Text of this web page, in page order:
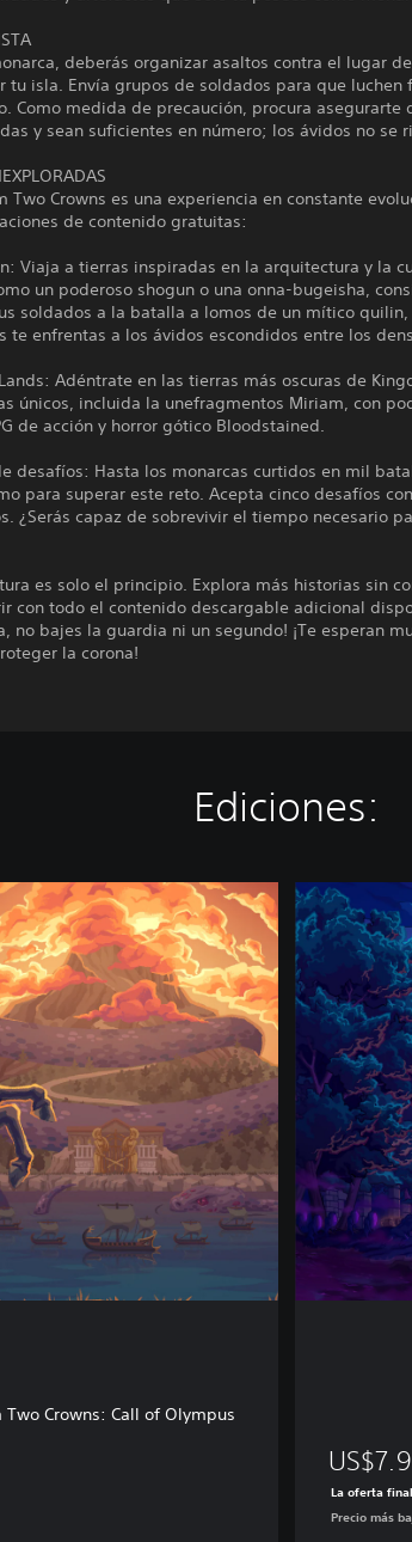
deberás organizar asaltos contra el lugar
tu isla. Envía grupos de soldados para que luchen
Como medida de precaución, procura asegurarte
y sean suficientes en número; los ávidos no se
Two Crowns es una experiencia en constante
de contenido gratuitas:
Viaja a tierras inspiradas en la arquitectura y la
un poderoso shogun o una onna-bugeisha,
soldados a la batalla a lomos de un mítico
te enfrentas a los ávidos escondidos entre los
Adéntrate en las tierras más oscuras de
únicos, incluida la unefragmentos Miriam, con
de acción y horror gótico Bloodstained.
desafíos: Hasta los monarcas curtidos en mil
para superar este reto. Acepta cinco desafíos
¿Serás capaz de sobrevivir el tiempo necesario
es solo el principio. Explora más historias sin
con todo el contenido descargable adicional
no bajes la guardia ni un segundo! ¡Te esperan
la corona!
Ediciones:
Two Crowns: Call of Olympus
K
i
n
g
d
o
r
o
w
n
La oferta
Precio más